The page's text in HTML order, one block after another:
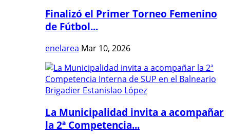
Finalizó el Primer Torneo Femenino
de Fútbol...
enelarea Mar 10, 2026
La Municipalidad invita a acompañar
la 2ª Competencia...